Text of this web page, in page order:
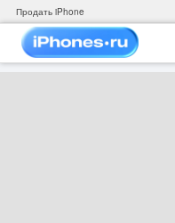
Продать iPhone